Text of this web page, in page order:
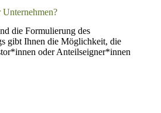
die Formulierung des
gibt Ihnen die Möglichkeit, die
oder Anteilseigner*innen